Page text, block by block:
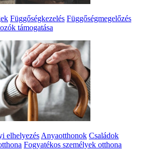
Függőségkezelés Függőségmegelőzés
támogatása
elhelyezés Anyaotthonok Családok
Fogyatékos személyek otthona